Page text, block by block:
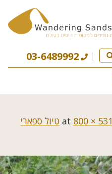
03-6489992
800 × 531
טיול ספארי